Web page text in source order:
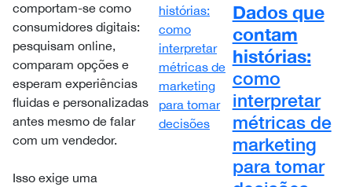
comportam-se como
consumidores digitais:
pesquisam online,
comparam opções e
esperam experiências
fluidas e personalizadas
antes mesmo de falar
com um vendedor.
Isso exige uma
Dados que
contam
histórias:
como
interpretar
métricas de
marketing
para tomar